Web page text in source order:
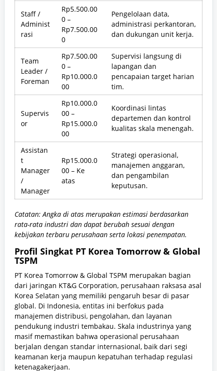
Staff /
Administ
rasi
Rp5.500.00
0 –
Rp7.500.00
0
Pengelolaan data,
administrasi perkantoran,
dan dukungan unit kerja.
Team
Leader /
Foreman
Rp7.500.00
0 –
Rp10.000.0
00
Supervisi langsung di
lapangan dan
pencapaian target harian
tim.
Supervis
or
Rp10.000.0
00 –
Rp15.000.0
00
Koordinasi lintas
departemen dan kontrol
kualitas skala menengah.
Assistan
t
Manager
/
Manager
Rp15.000.0
00 – Ke
atas
Strategi operasional,
manajemen anggaran,
dan pengambilan
keputusan.
Catatan: Angka di atas merupakan estimasi berdasarkan
rata-rata industri dan dapat berubah sesuai dengan
kebijakan terbaru perusahaan serta lokasi penempatan.
Profil Singkat PT Korea Tomorrow & Global
TSPM
PT Korea Tomorrow & Global TSPM merupakan bagian
dari jaringan KT&G Corporation, perusahaan raksasa asal
Korea Selatan yang memiliki pengaruh besar di pasar
global. Di Indonesia, entitas ini berfokus pada
manajemen distribusi, pengolahan, dan layanan
pendukung industri tembakau. Skala industrinya yang
masif memastikan bahwa operasional perusahaan
berjalan dengan standar internasional, baik dari segi
keamanan kerja maupun kepatuhan terhadap regulasi
ketenagakerjaan.